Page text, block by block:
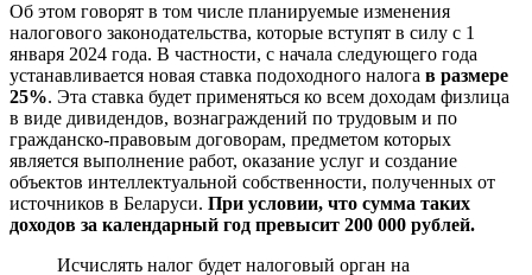
Об этом говорят в том числе планируемые изменения
налогового законодательства, которые вступят в силу с 1
января 2024 года. В частности, с начала следующего года
устанавливается новая ставка подоходного налога в размере
25%. Эта ставка будет применяться ко всем доходам физлица
в виде дивидендов, вознаграждений по трудовым и по
гражданско-правовым договорам, предметом которых
является выполнение работ, оказание услуг и создание
объектов интеллектуальной собственности, полученных от
источников в Беларуси. При условии, что сумма таких
доходов за календарный год превысит 200 000 рублей.
Исчислять налог будет налоговый орган на